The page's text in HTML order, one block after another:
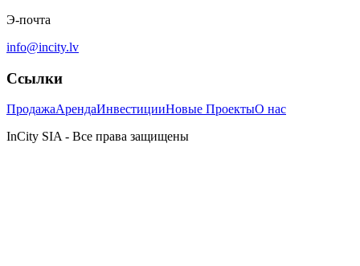
Э-почта
info@incity.lv
Ссылки
ПродажаАрендаИнвестицииНовые ПроектыО нас
InCity SIA - Все права защищены